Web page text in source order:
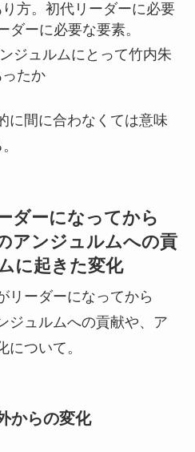
方。初代リーダーに必要
ダーに必要な要素。
ジュルムにとって竹内朱
たか
に間に合わなくては意味
ダーになってから
アンジュルムへの貢
に起きた変化
リーダーになってから
ジュルムへの貢献や、ア
について。
からの変化